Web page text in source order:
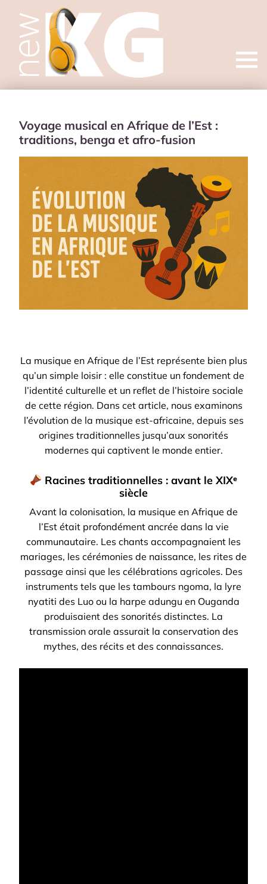
Open
Voyage musical en Afrique de l’Est :
traditions, benga et afro-fusion
La musique en Afrique de l’Est représente bien plus
qu’un simple loisir : elle constitue un fondement de
l’identité culturelle et un reflet de l’histoire sociale
de cette région. Dans cet article, nous examinons
l’évolution de la musique est-africaine, depuis ses
origines traditionnelles jusqu’aux sonorités
modernes qui captivent le monde entier.
Racines traditionnelles : avant le XIXᵉ
siècle
Avant la colonisation, la musique en Afrique de
l’Est était profondément ancrée dans la vie
communautaire. Les chants accompagnaient les
mariages, les cérémonies de naissance, les rites de
passage ainsi que les célébrations agricoles. Des
instruments tels que les tambours ngoma, la lyre
nyatiti des Luo ou la harpe adungu en Ouganda
produisaient des sonorités distinctes. La
transmission orale assurait la conservation des
mythes, des récits et des connaissances.